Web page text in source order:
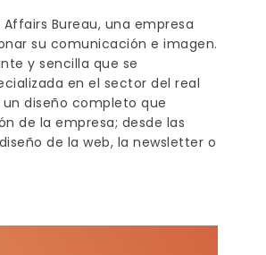
Bureau, una empresa
su comunicación e imagen.
y sencilla que se
en el sector del real
diseño completo que
de la empresa; desde las
de la web, la newsletter o